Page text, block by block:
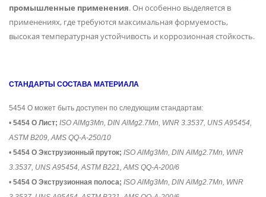
промышленные применения. Он особенно выделяется в
применениях, где требуются максимальная формуемость,
высокая температурная устойчивость и коррозионная стойкость.
СТАНДАРТЫ СОСТАВА МАТЕРИАЛА
5454 O может быть доступен по следующим стандартам:
• 5454 O Лист; ISO AlMg3Mn, DIN AlMg2.7Mn, WNR 3.3537, UNS A95454,
ASTM B209, AMS QQ-A-250/10
• 5454 O Экструзионный пруток; ISO AlMg3Mn, DIN AlMg2.7Mn, WNR
3.3537, UNS A95454, ASTM B221, AMS QQ-A-200/6
• 5454 O Экструзионная полоса; ISO AlMg3Mn, DIN AlMg2.7Mn, WNR